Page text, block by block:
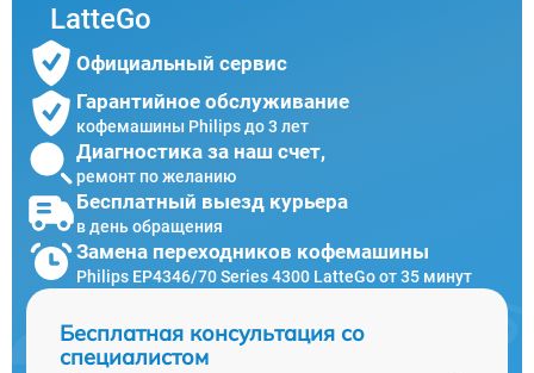
LatteGo
Официальный сервис
Гарантийное обслуживание
кофемашины Philips до 3 лет
Диагностика за наш счет,
ремонт по желанию
Бесплатный выезд курьера
в день обращения
Замена переходников кофемашины
Philips EP4346/70 Series 4300 LatteGo от 35 минут
Бесплатная консультация со
специалистом